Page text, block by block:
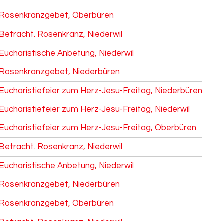
Rosenkranzgebet, Oberbüren
Betracht. Rosenkranz, Niederwil
Eucharistische Anbetung, Niederwil
Rosenkranzgebet, Niederbüren
Eucharistiefeier zum Herz-Jesu-Freitag, Niederbüren
Eucharistiefeier zum Herz-Jesu-Freitag, Niederwil
Eucharistiefeier zum Herz-Jesu-Freitag, Oberbüren
Betracht. Rosenkranz, Niederwil
Eucharistische Anbetung, Niederwil
Rosenkranzgebet, Niederbüren
Rosenkranzgebet, Oberbüren